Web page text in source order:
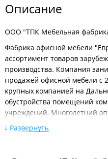
Описание
ООО "ТПК Мебельная
Фабрика офисной мебели
ассортимент товаров
производства. Компания
продажей офисной мебели с
крупных компанией на
обустройства помещений
учреждений. Многолетний
работы.
Развернуть